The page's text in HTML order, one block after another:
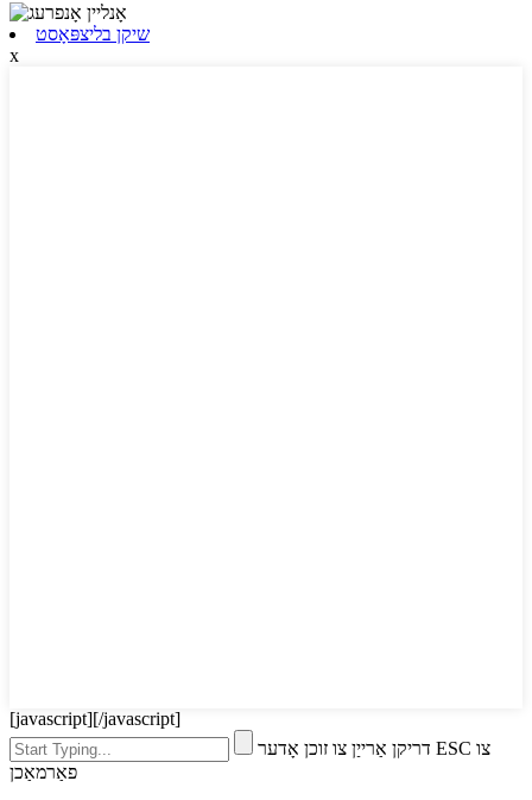
שיקן בליצפּאָסט
x
[javascript][/javascript]
דריקן אַרייַן צו זוכן אָדער ESC צו
פאַרמאַכן